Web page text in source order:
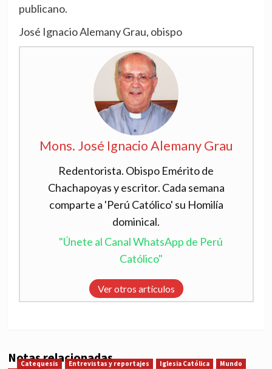
publicano.
José Ignacio Alemany Grau, obispo
Mons. José Ignacio Alemany Grau
Redentorista. Obispo Emérito de
Chachapoyas y escritor. Cada semana
comparte a 'Perú Católico' su Homilía
dominical.
"Únete al Canal WhatsApp de Perú
Católico"
Ver otros artículos
Notas relacionadas
Catequesis Entrevistas y reportajes Iglesia Católica Mundo